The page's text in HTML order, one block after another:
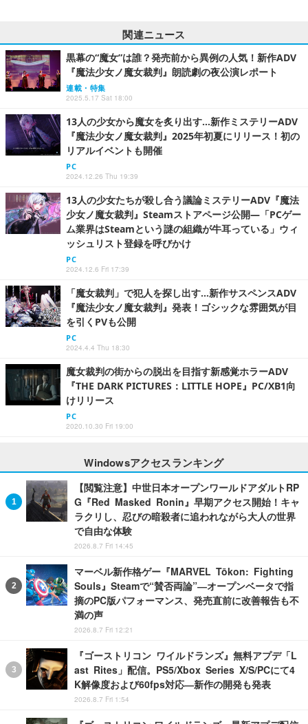
関連ニュース
黒幕の“魔女”は誰？発売前から異例の人気！新作ADV
『魔法少女ノ魔女裁判』朗読劇の夜公演レポート
連載・特集
2025.5.17 Sat 18:00
13人の少女から魔女を炙り出す…新作ミステリーADV
『魔法少女ノ魔女裁判』2025年初夏にリリース！初の
リアルイベントも開催
PC
2024.12.26 Thu 19:39
13人の少女たちが殺し合う議論ミステリーADV『魔法
少女ノ魔女裁判』Steamストアページ公開―「PCゲー
ム業界はSteamという謎の組織が牛耳っている」ウィ
ッシュリスト登録を呼びかけ
PC
2024.12.6 Fri 17:39
「魔女裁判」で犯人を探し出す…新作サスペンスADV
『魔法少女ノ魔女裁判』発表！ゴシックな雰囲気が目
を引くPVも公開
PC
2024.4.4 Thu 18:30
魔女裁判の街からの脱出を目指す新感覚ホラーADV
『THE DARK PICTURES：LITTLE HOPE』PC/XB1向
けリリース
PC
2020.10.30 Fri 19:00
Windowsアクセスランキング
【閲覧注意】中世日本オープンワールドアダルトRP
G『Red Masked Ronin』早期アクセス開始！キャ
ラクリし、忍びの暗殺者に追われながら大人の世界
で自由な体験
2026.8.7 Fri 14:45
マーベル新作格ゲー『MARVEL Tōkon: Fighting
Souls』Steamで“賛否両論”―オープンベータで指
摘のPC版パフォーマンス、発売直前に改善報告も不
満の声
2026.8.7 Fri 12:21
『ゴーストリコン ワイルドランズ』無料アプデ「L
ast Rites」配信。PS5/Xbox Series X/S/PCにて4
K解像度および60fps対応―新作の開発も発表
2026.8.7 Fri 1:54